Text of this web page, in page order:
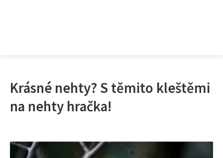
Krásné nehty? S těmito kleštěmi
na nehty hračka!